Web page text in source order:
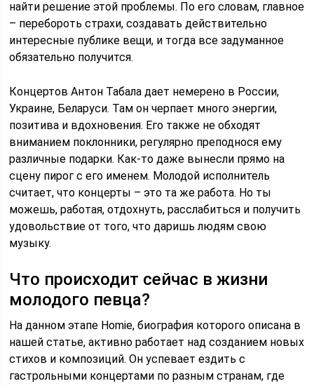
найти решение этой проблемы. По его словам, главное
– перебороть страхи, создавать действительно
интересные публике вещи, и тогда все задуманное
обязательно получится.
Концертов Антон Табала дает немерено в России,
Украине, Беларуси. Там он черпает много энергии,
позитива и вдохновения. Его также не обходят
вниманием поклонники, регулярно преподнося ему
различные подарки. Как-то даже вынесли прямо на
сцену пирог с его именем. Молодой исполнитель
считает, что концерты – это та же работа. Но ты
можешь, работая, отдохнуть, расслабиться и получить
удовольствие от того, что даришь людям свою
музыку.
Что происходит сейчас в жизни
молодого певца?
На данном этапе Homie, биография которого описана в
нашей статье, активно работает над созданием новых
стихов и композиций. Он успевает ездить с
гастрольными концертами по разным странам, где